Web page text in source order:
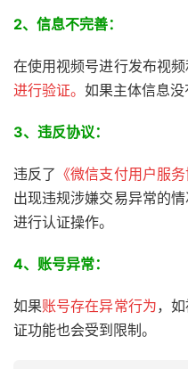
2、信息不完善：
在使用视频号进行发布视
进行验证。 如果主体信息没
3、 违反协议：
违反了 《微信支付用户服
出现违规涉嫌交易异常的
进行认证操作。
4、账号异常：
如果账号存在异常行为，
证功能也会受到限制。